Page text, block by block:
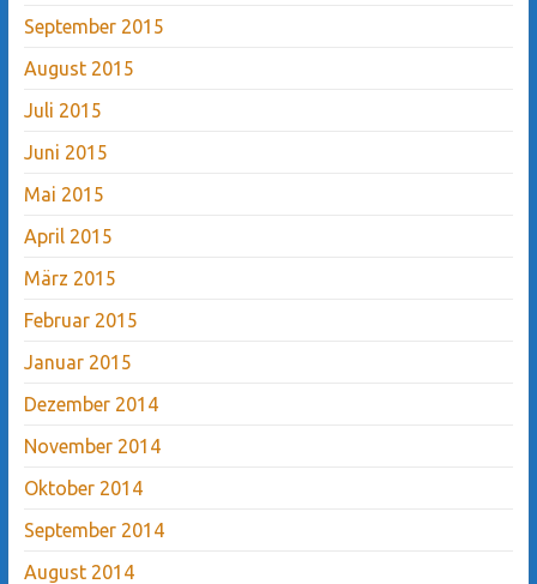
September 2015
August 2015
Juli 2015
Juni 2015
Mai 2015
April 2015
März 2015
Februar 2015
Januar 2015
Dezember 2014
November 2014
Oktober 2014
September 2014
August 2014